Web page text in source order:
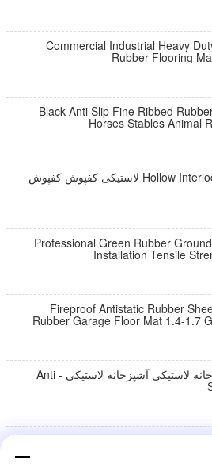
Commercial Industrial Heavy
Rubber Flooring
Black Anti Slip Fine Ribbed
Horses Stables Animal
کفی ضد آب Hollow Interlock لاستیکی کفپوش کفپوش
Professional Green Rubber
Installation Tensile
Fireproof Antistatic Rubber
Rubber Garage Floor Mat 1.4-1.7
آشپزخانه آشپزخانه لاستیکی آشپزخانه لاستیکی Anti -